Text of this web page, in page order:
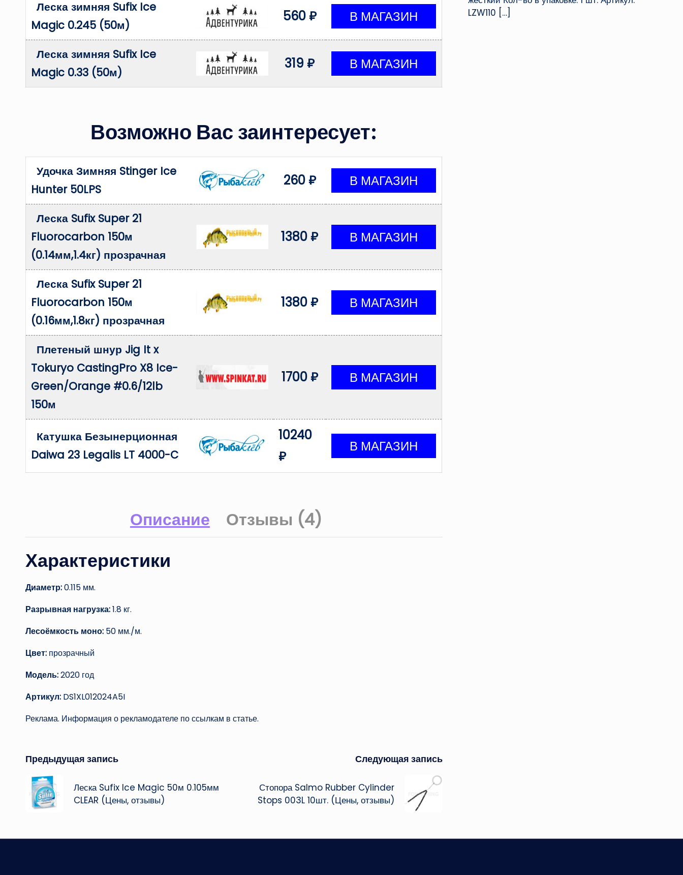
Леска зимняя Sufix Ice
Magic 0.245 (50м)
560 ₽
Леска зимняя Sufix Ice
Magic 0.33 (50м)
319 ₽
Возможно Вас заинтересует:
Удочка Зимняя Stinger Ice
Hunter 50LPS
260 ₽
Леска Sufix Super 21
Fluorocarbon 150м
(0.14мм,1.4кг) прозрачная
1380 ₽
Леска Sufix Super 21
Fluorocarbon 150м
(0.16мм,1.8кг) прозрачная
1380 ₽
Плетеный шнур Jig It x
Tokuryo CastingPro X8 Ice-
Green/Orange #0.6/12lb
150м
1700 ₽
Катушка Безынерционная
Daiwa 23 Legalis LT 4000-C
10240
₽
Описание Отзывы (4)
Характеристики
Диаметр:0.115 мм.
Разрывная нагрузка:1.8 кг.
Лесоёмкость моно: 50 мм./м.
Цвет: прозрачный
Модель:2020 год
Артикул: DS1XL012024A5I
Реклама. Информация о рекламодателе по ссылкам в статье.
Навигация
записи
Предыдущая запись
Леска Sufix Ice Magic 50м 0.105мм
CLEAR (Цены, отзывы)
Следующая запись
Стопора Salmo Rubber Cylinder
Stops 003L 10шт. (Цены, отзывы)
LZW110 […]